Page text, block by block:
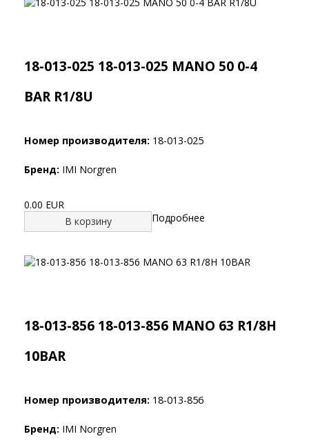
18-013-025 18-013-025 MANO 50 0-4
BAR R1/8U
Номер производителя: 18-013-025
Бренд: IMI Norgren
0.00 EUR
В корзину
Подробнее
18-013-856 18-013-856 MANO 63 R1/8H
10BAR
Номер производителя: 18-013-856
Бренд: IMI Norgren